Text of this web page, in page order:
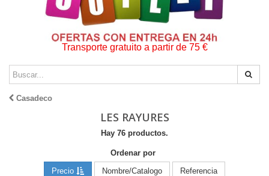
Transporte gratuito a partir de 75 €
Casadeco
LES RAYURES
Hay 76 productos.
Ordenar por
Precio
Nombre/Catalogo Referencia